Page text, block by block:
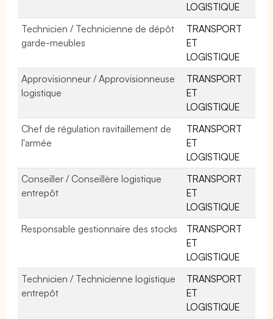
LOGISTIQUE
Technicien / Technicienne de dépôt
garde-meubles
TRANSPORT
ET
LOGISTIQUE
Approvisionneur / Approvisionneuse
logistique
TRANSPORT
ET
LOGISTIQUE
Chef de régulation ravitaillement de
l'armée
TRANSPORT
ET
LOGISTIQUE
Conseiller / Conseillère logistique
entrepôt
TRANSPORT
ET
LOGISTIQUE
Responsable gestionnaire des stocks
TRANSPORT
ET
LOGISTIQUE
Technicien / Technicienne logistique
entrepôt
TRANSPORT
ET
LOGISTIQUE